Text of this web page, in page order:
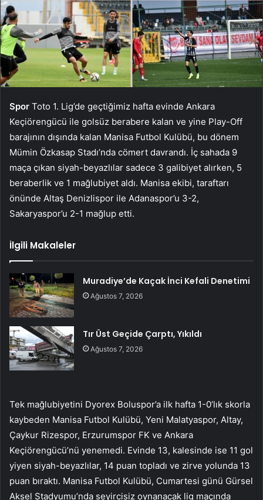
Spor Toto 1. Lig’de geçtiğimiz hafta evinde Ankara
Keçiörengücü ile golsüz berabere kalan ve yine Play-Off
barajının dışında kalan Manisa Futbol Kulübü, bu dönem
Mümin Özkasap Stadı’nda cömert davrandı. İç sahada 9
maça çıkan siyah-beyazlılar sadece 3 galibiyet alırken, 5
beraberlik ve 1 mağlubiyet aldı. Manisa ekibi, taraftarı
önünde Altaş Denizlispor ile Adanaspor’u 3-2,
Sakaryaspor’u 2-1 mağlup etti.
İlgili Makaleler
Muradiye’de Kaçak İnci Kefali Denetimi
Ağustos 7, 2026
Tır Üst Geçide Çarptı, Yıkıldı
Ağustos 7, 2026
Tek mağlubiyetini Dyorex Boluspor’a ilk hafta 1-0’lık skorla
kaybeden Manisa Futbol Kulübü, Yeni Malatyaspor, Altay,
Çaykur Rizespor, Erzurumspor FK ve Ankara
Keçiörengücü’nü yenemedi. Evinde 13, kalesinde ise 11 gol
yiyen siyah-beyazlılar, 14 puan topladı ve zirve yolunda 13
puan bıraktı. Manisa Futbol Kulübü, Cumartesi günü Gürsel
Aksel Stadyumu’nda seyircisiz oynanacak lig maçında